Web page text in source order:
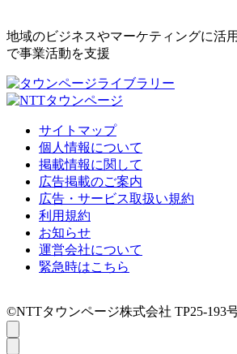
地域のビジネスやマーケティングに活
で事業活動を支援
サイトマップ
個人情報について
掲載情報に関して
広告掲載のご案内
広告・サービス取扱い規約
利用規約
お知らせ
運営会社について
緊急時はこちら
©NTTタウンページ株式会社 TP25-193号